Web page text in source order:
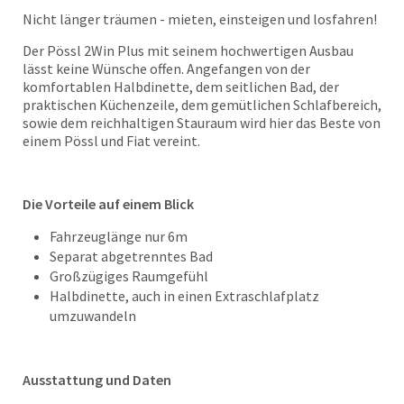
Nicht länger träumen - mieten, einsteigen und losfahren!
Der Pössl 2Win Plus mit seinem hochwertigen Ausbau
lässt keine Wünsche offen. Angefangen von der
komfortablen Halbdinette, dem seitlichen Bad, der
praktischen Küchenzeile, dem gemütlichen Schlafbereich,
sowie dem reichhaltigen Stauraum wird hier das Beste von
einem Pössl und Fiat vereint.
Die Vorteile auf einem Blick
Fahrzeuglänge nur 6m
Separat abgetrenntes Bad
Großzügiges Raumgefühl
Halbdinette, auch in einen Extraschlafplatz
umzuwandeln
Ausstattung und Daten